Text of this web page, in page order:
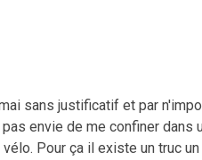
sans justificatif et par
envie de me confiner dans
Pour ça il existe un truc